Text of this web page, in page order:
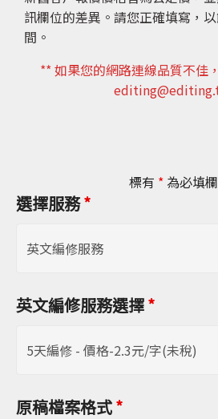
訊欄位的差異。請您正確填寫，
間。
** 如果您的網路連線品質不佳
標有 *為必填
選擇服務*
英文編修服務選擇*
原稿檔案格式*